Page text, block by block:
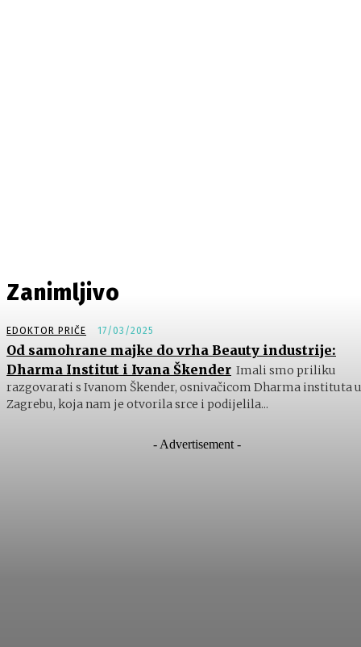
Zanimljivo
EDOKTOR PRIČE 17/03/2025
Od samohrane majke do vrha Beauty industrije:
Dharma Institut i Ivana Škender Imali smo priliku
razgovarati s Ivanom Škender, osnivačicom Dharma instituta u
Zagrebu, koja nam je otvorila srce i podijelila...
- Advertisement -